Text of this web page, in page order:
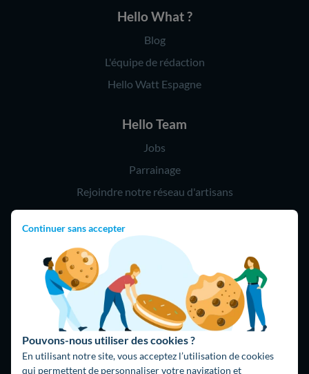
Continuer sans accepter
Pouvons-nous utiliser des cookies ?
En utilisant notre site, vous acceptez l’utilisation de cookies
qui permettent de personnaliser votre navigation et
Hello What ?
Blog
L'équipe de rédaction
Hello Watt Espagne
Hello Team
Jobs
Parrainage
Rejoindre notre réseau d'artisans
Hello !
09 75 18 60 60
(8h-21h)
75018 Paris